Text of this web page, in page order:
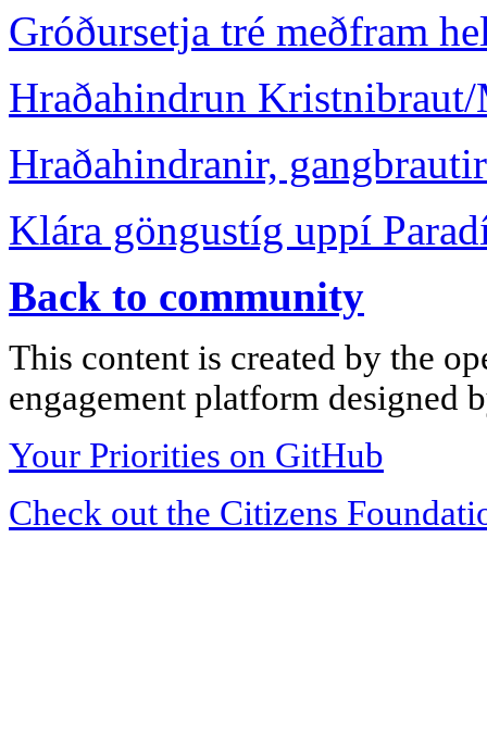
Gróðursetja tré meðfram
Hraðahindrun
Hraðahindranir,
Klára göngustíg uppí
Back to community
This content is created by the
engagement platform designed
Your Priorities on GitHub
Check out the Citizens